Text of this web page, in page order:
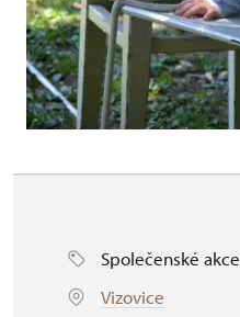
Společenské akce
Vizovice